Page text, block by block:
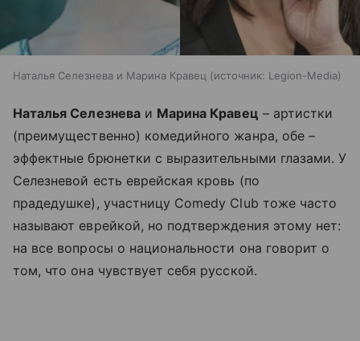
Наталья Селезнева и Марина Кравец источник: Legion-Media
Наталья Селезневаи Марина Кравец – артистки
(преимущественно) комедийного жанра, обе –
эффектные брюнетки с выразительными глазами. У
Селезневой есть еврейская кровь (по
прадедушке), участницу Comedy Club тоже часто
называют еврейкой, но подтверждения этому нет:
на все вопросы о национальности она говорит о
том, что она чувствует себя русской.